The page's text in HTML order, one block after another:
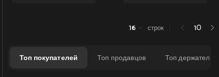
16 строк 10
Топ покупателей Топ продавцов Топ держателей